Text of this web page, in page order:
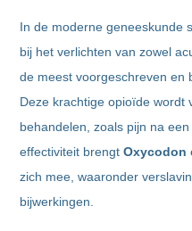
In de moderne geneeskunde
bij het verlichten van zowel
de meest voorgeschreven en
Deze krachtige opioïde wordt
behandelen, zoals pijn na
effectiviteit brengtOxycodon
zich mee, waaronder
bijwerkingen.